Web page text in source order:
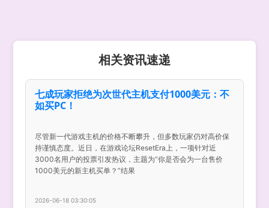
相关资讯速递
七成玩家拒绝为次世代主机支付1000美元：不
如买PC！
尽管新一代游戏主机的价格不断攀升，但多数玩家仍对高价保
持谨慎态度。近日，在游戏论坛ResetEra上，一项针对近
3000名用户的投票引发热议，主题为“你是否会为一台售价
1000美元的新主机买单？”结果
2026-06-18 03:30:05